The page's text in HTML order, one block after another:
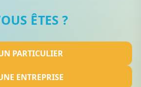
ÊTES ?
PARTICULIER
ENTREPRISE